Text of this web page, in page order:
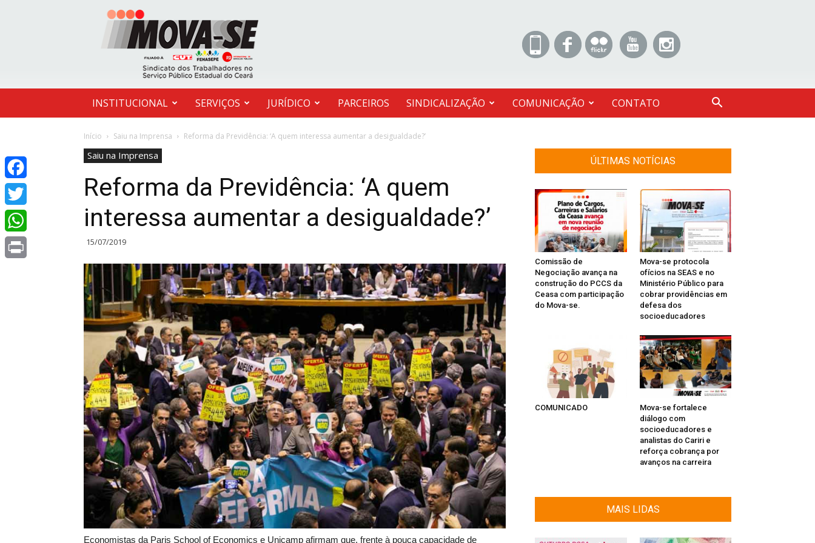
MOVA-
SE
INSTITUCIONAL SERVIÇOS JURÍDICO PARCEIROS SINDICALIZAÇÃO COMUNICAÇÃO CONTATO
Início Saiu na Imprensa Reforma da Previdência: ‘A quem interessa aumentar a desigualdade?’
Saiu na Imprensa
Reforma da Previdência: ‘A quem
interessa aumentar a desigualdade?’
15/07/2019
Economistas da Paris School of Economics e Unicamp afirmam que, frente à pouca capacidade de
ÚLTIMAS NOTÍCIAS
Comissão de
Negociação avança na
construção do PCCS da
Ceasa com participação
do Mova-se.
Mova-se protocola
ofícios na SEAS e no
Ministério Público para
cobrar providências em
defesa dos
socioeducadores
COMUNICADO
Mova-se fortalece
diálogo com
socioeducadores e
analistas do Cariri e
reforça cobrança por
avanços na carreira
MAIS LIDAS
Facebook
Twitter
WhatsApp